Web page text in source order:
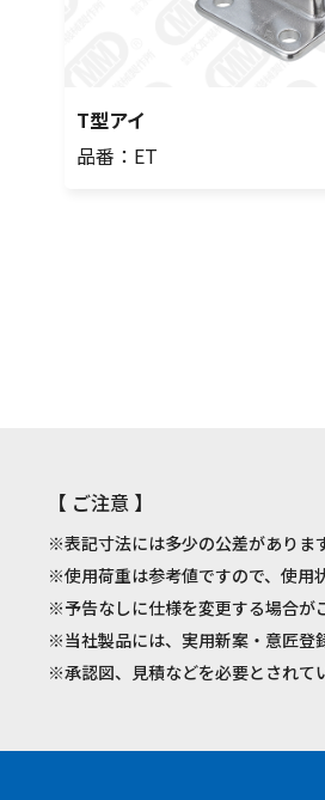
T型アイ
品番：ET
【 ご注意 】
※表記寸法には多少の公差がありま
※使用荷重は参考値ですので、使用
※予告なしに仕様を変更する場合が
※当社製品には、実用新案・意匠登
※承認図、見積などを必要とされて